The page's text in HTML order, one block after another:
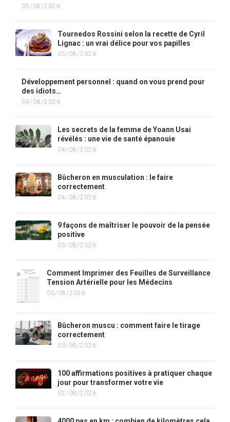
05/08/2026
Tournedos Rossini selon la recette de Cyril
Lignac : un vrai délice pour vos papilles
05/08/2026
Développement personnel : quand on vous prend pour
des idiots…
04/08/2026
Les secrets de la femme de Yoann Usai
révélés : une vie de santé épanouie
04/08/2026
Bûcheron en musculation : le faire
correctement
04/08/2026
9 façons de maîtriser le pouvoir de la pensée
positive
03/08/2026
Comment Imprimer des Feuilles de Surveillance
Tension Artérielle pour les Médecins
03/08/2026
Bûcheron muscu : comment faire le tirage
correctement
03/08/2026
100 affirmations positives à pratiquer chaque
jour pour transformer votre vie
02/08/2026